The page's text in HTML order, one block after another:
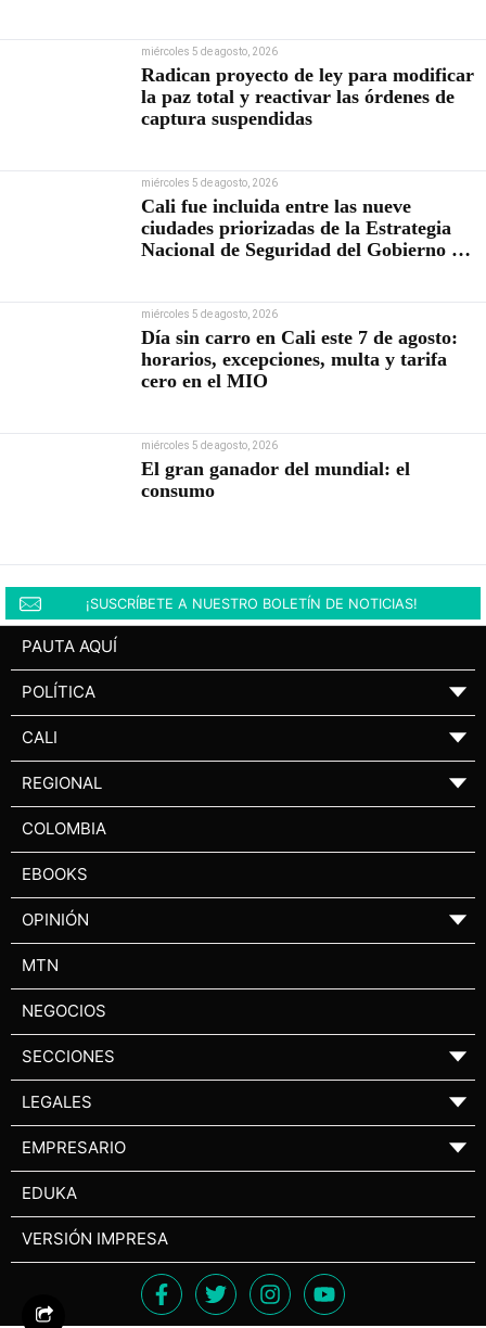
miércoles 5 de agosto, 2026
Radican proyecto de ley para modificar
la paz total y reactivar las órdenes de
captura suspendidas
miércoles 5 de agosto, 2026
Cali fue incluida entre las nueve
ciudades priorizadas de la Estrategia
Nacional de Seguridad del Gobierno de
miércoles 5 de agosto, 2026
Día sin carro en Cali este 7 de agosto:
horarios, excepciones, multa y tarifa
cero en el MIO
miércoles 5 de agosto, 2026
El gran ganador del mundial: el
consumo
¡SUSCRÍBETE A NUESTRO BOLETÍN DE NOTICIAS!
PAUTA AQUÍ
POLÍTICA ▼
CALI ▼
REGIONAL ▼
COLOMBIA
EBOOKS
OPINIÓN ▼
MTN
NEGOCIOS
SECCIONES ▼
LEGALES ▼
EMPRESARIO ▼
EDUKA
VERSIÓN IMPRESA